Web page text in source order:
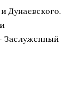
Дунаевского.
Заслуженный